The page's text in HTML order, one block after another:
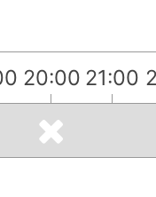
20:00 21:00